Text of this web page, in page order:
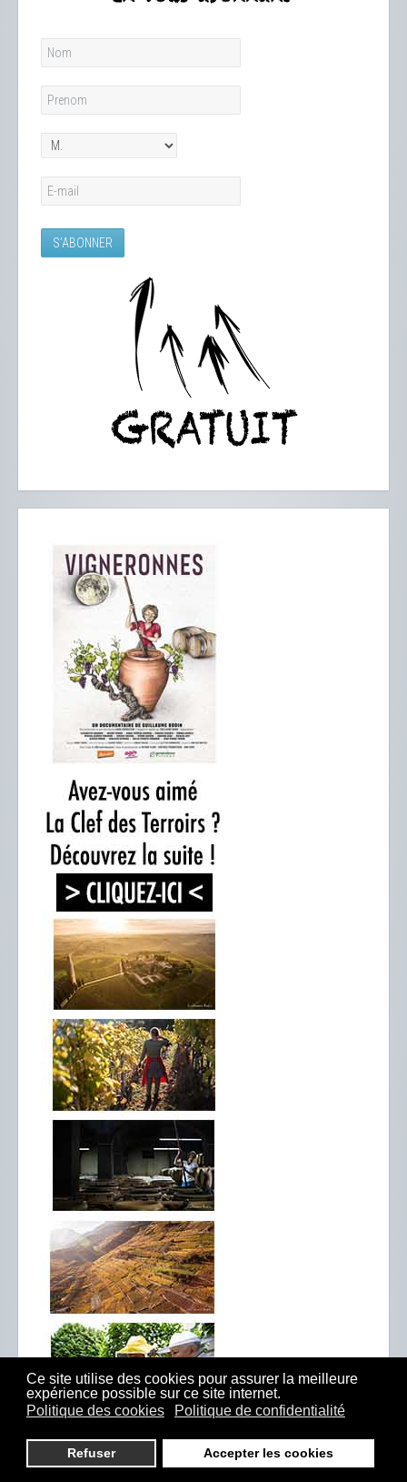
Ce site utilise des cookies pour assurer la meilleure
expérience possible sur ce site internet.
Politique des cookies
Politique de confidentialité
Refuser Accepter les cookies